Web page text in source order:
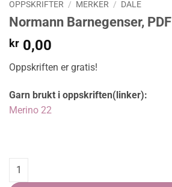
OPPSKRIFTER / MERKER / DALE
Normann Barnegenser, PDF
kr 0,00
Oppskriften er gratis!
Garn brukt i oppskriften(linker):
Merino 22
Normann Barnegenser, PDF quantity